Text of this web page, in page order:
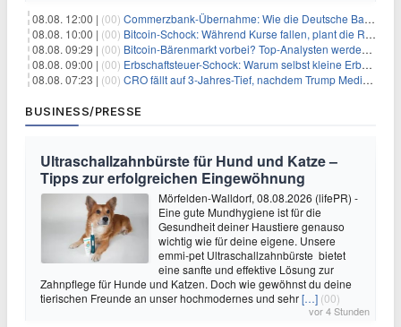
08.08. 12:00 | (00) Commerzbank-Übernahme: Wie die Deutsche Bank im Schatten zum großen Gewinner wird
08.08. 10:00 | (00) Bitcoin-Schock: Während Kurse fallen, plant die Regierung die Steuer-Bombe
08.08. 09:29 | (00) Bitcoin-Bärenmarkt vorbei? Top-Analysten werden optimistisch, aber die Geschichte sagt etwas anderes
08.08. 09:00 | (00) Erbschaftsteuer-Schock: Warum selbst kleine Erbschaften den Fiskus Millionen kosten
08.08. 07:23 | (00) CRO fällt auf 3-Jahres-Tief, nachdem Trump Media zwei große Crypto.com-Deals storniert
BUSINESS/PRESSE
Ultraschallzahnbürste für Hund und Katze –
Tipps zur erfolgreichen Eingewöhnung
Mörfelden-Walldorf, 08.08.2026 (lifePR) -
Eine gute Mundhygiene ist für die
Gesundheit deiner Haustiere genauso
wichtig wie für deine eigene. Unsere
emmi-pet Ultraschallzahnbürste bietet
eine sanfte und effektive Lösung zur
Zahnpflege für Hunde und Katzen. Doch wie gewöhnst du deine
tierischen Freunde an unser hochmodernes und sehr[…] (00)
vor 4 Stunden